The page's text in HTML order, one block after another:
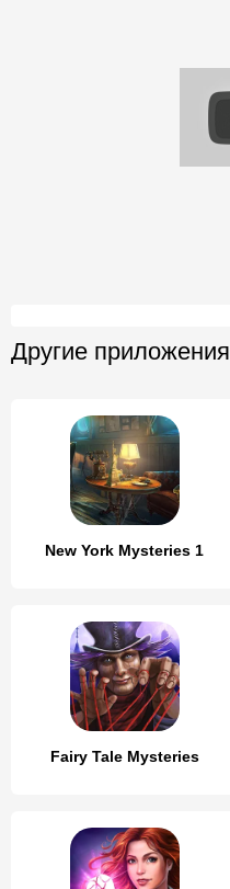
Другие приложения
New York Mysteries 1
Fairy Tale Mysteries